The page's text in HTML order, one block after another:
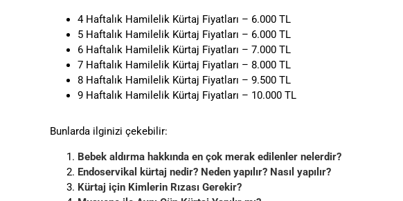
4 Haftalık Hamilelik Kürtaj Fiyatları – 6.000 TL
5 Haftalık Hamilelik Kürtaj Fiyatları – 6.000 TL
6 Haftalık Hamilelik Kürtaj Fiyatları – 7.000 TL
7 Haftalık Hamilelik Kürtaj Fiyatları – 8.000 TL
8 Haftalık Hamilelik Kürtaj Fiyatları – 9.500 TL
9 Haftalık Hamilelik Kürtaj Fiyatları – 10.000 TL
Bunlarda ilginizi çekebilir:
Bebek aldırma hakkında en çok merak edilenler nelerdir?
Endoservikal kürtaj nedir? Neden yapılır? Nasıl yapılır?
Kürtaj için Kimlerin Rızası Gerekir?